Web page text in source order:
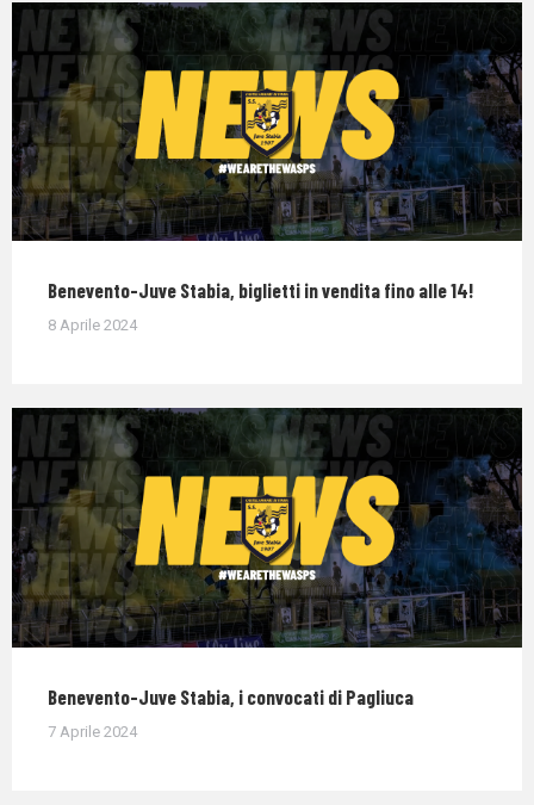
Benevento-Juve Stabia, biglietti in vendita fino alle 14!
8 Aprile 2024
Benevento-Juve Stabia, i convocati di Pagliuca
7 Aprile 2024